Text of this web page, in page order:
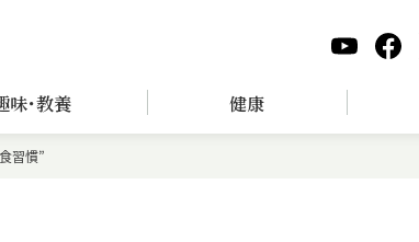
味･教養 健康
習慣”